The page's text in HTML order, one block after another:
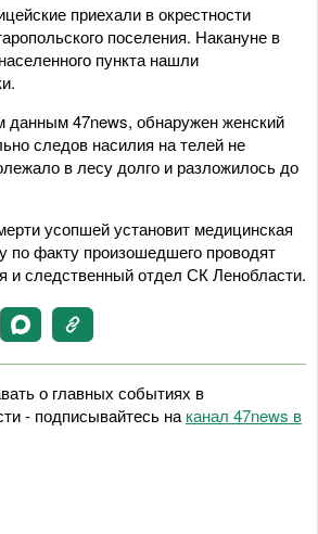
приехали в окрестности
поселения. Накануне в
пункта нашли
данным 47news, обнаружен женский
следов насилия на телей не
в лесу долго и разложилось до
усопшей установит медицинская
по факту произошедшего проводят
и следственный отдел СК Ленобласти.
о главных событиях в
- подписывайтесь на канал 47news в